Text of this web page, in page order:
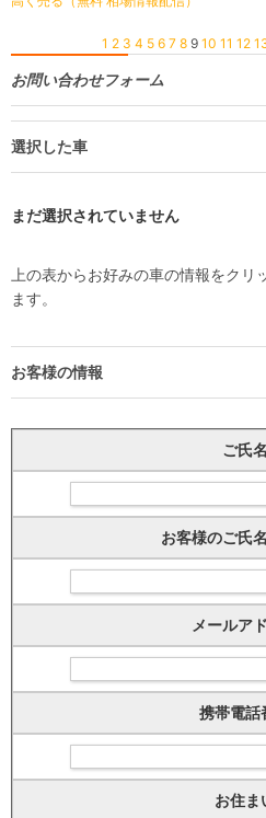
1 2 3 4 5 6 7 8 9 10 11 12
お問い合わせフォーム
選択した車
まだ選択されていません
上の表からお好みの車の情報をク
ます。
お客様の情報
ご氏名
お客様のご氏
メールア
携帯電話
お住ま